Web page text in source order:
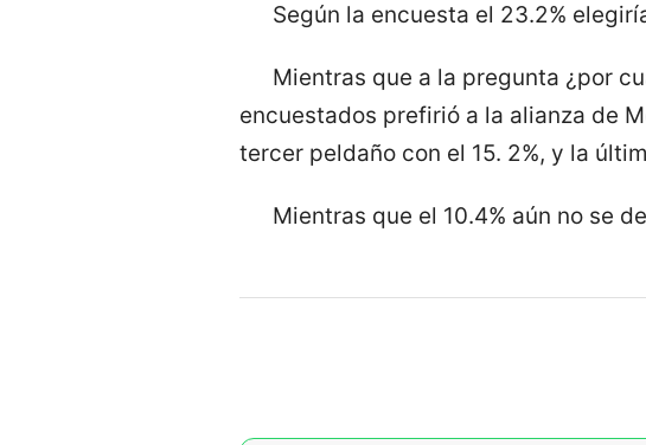
Según la encuesta el 23.2%
Mientras que a la pregunta ¿por
encuestados prefirió a la alianza de
tercer peldaño con el 15. 2%, y la
Mientras que el 10.4% aún no se